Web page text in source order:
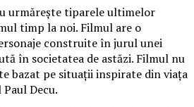
urmărește tiparele ultimelor
timp la noi. Filmul are o
construite în jurul unei
în societatea de astăzi. Filmul nu
bazat pe situații inspirate din viața
Decu.